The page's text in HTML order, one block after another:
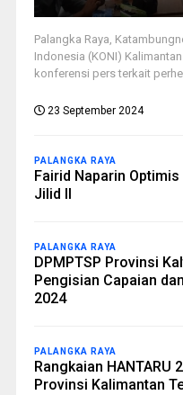
Palangka Raya,
Indonesia (KONI)
konferensi pers terkait
23 September 2024
PALANGKA RAYA
Fairid Naparin
Jilid II
PALANGKA RAYA
DPMPTSP Provinsi
Pengisian Capaian
2024
PALANGKA RAYA
Rangkaian HANTARU
Provinsi Kalimantan